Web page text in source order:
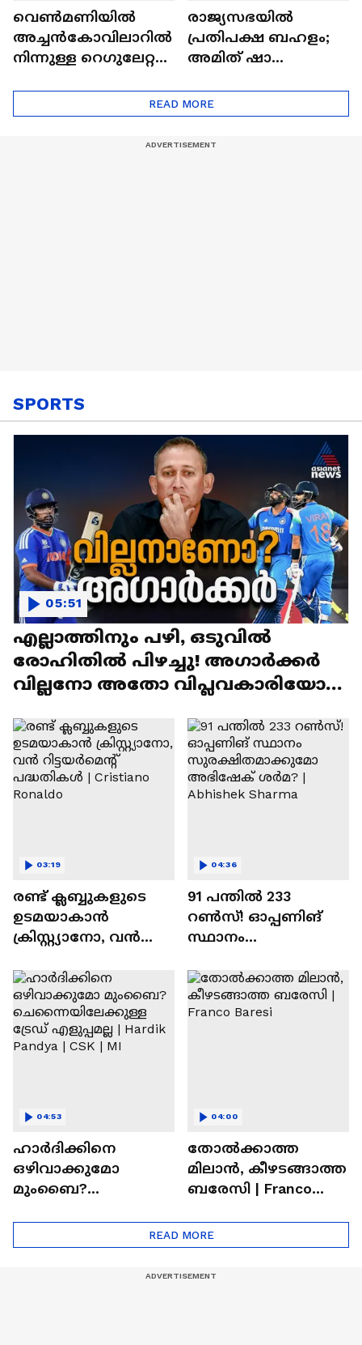
വെൺമണിയിൽ
അച്ചൻകോവിലാറിൽ
നിന്നുള്ള റെഗുലേറ്റർ
നൽകി മടുത്ത്
രാജ്യസഭയിൽ
പ്രതിപക്ഷ ബഹളം;
അമിത് ഷാ
പ്രസ്‌താവന
നടത്തണമെന്ന്
READ MORE
SPORTS
എല്ലാത്തിനും പഴി, ഒടുവില്‍
രോഹിതില്‍ പിഴച്ചു! അഗാര്‍ക്കർ
വില്ലനോ അതോ വിപ്ലവകാരിയോ? |
05:51
രണ്ട്‌ ക്ലബ്ബുകളുടെ
ഉടമയാകാന്‍
ക്രിസ്റ്റ്യാനോ, വന്‍
പദ്ധതികള്‍ | Cristiano
Ronaldo
03:19
91 പന്തില്‍ 233
റണ്‍സ്! ഓപ്പണിങ്
സ്ഥാനം
അഭിഷേക് ശർമ? |
Abhishek Sharma
04:36
ഹാർദിക്കിനെ
ഒഴിവാക്കുമോ
മുംബൈ?
Hardik Pandya | CSK |
04:53
തോല്‍ക്കാത്ത
മിലാന്‍, കീഴടങ്ങാത്ത
ബരേസി | Franco
04:00
READ MORE